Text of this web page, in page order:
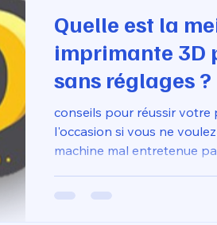
Quelle est la
imprimante 3D
sans réglages ?
conseils pour réussir votre
l'occasion si vous ne
machine mal entretenue
Fi : En 2026, piloter son